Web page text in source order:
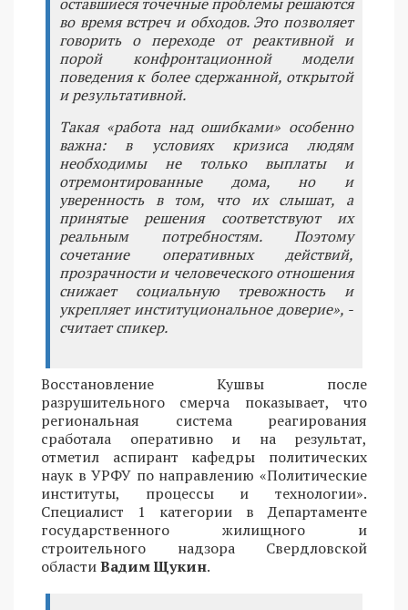
оставшиеся точечные проблемы решаются
во время встреч и обходов. Это позволяет
говорить о переходе от реактивной и
порой конфронтационной модели
поведения к более сдержанной, открытой
и результативной.
Такая «работа над ошибками» особенно
важна: в условиях кризиса людям
необходимы не только выплаты и
отремонтированные дома, но и
уверенность в том, что их слышат, а
принятые решения соответствуют их
реальным потребностям. Поэтому
сочетание оперативных действий,
прозрачности и человеческого отношения
снижает социальную тревожность и
укрепляет институциональное доверие», -
считает спикер.
Восстановление Кушвы после
разрушительного смерча показывает, что
региональная система реагирования
сработала оперативно и на результат,
отметил аспирант кафедры политических
наук в УРФУ по направлению «Политические
институты, процессы и технологии».
Специалист 1 категории в Департаменте
государственного жилищного и
строительного надзора Свердловской
областиВадим Щукин.